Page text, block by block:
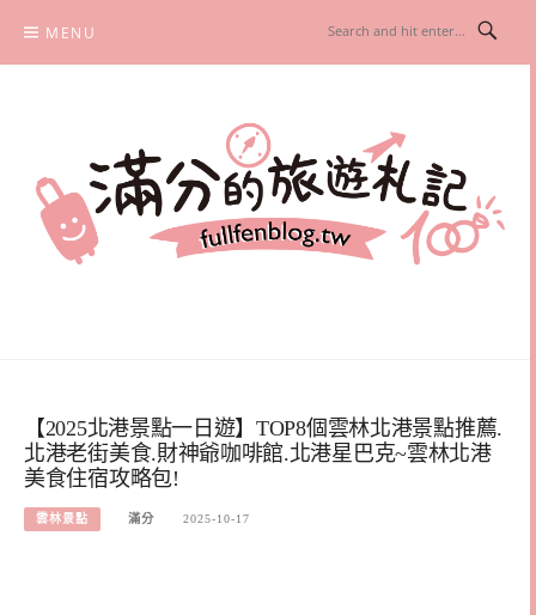
content
MENU
【2025北港景點一日遊】TOP8個雲林北港景點推薦.
北港老街美食.財神爺咖啡館.北港星巴克~雲林北港
美食住宿攻略包!
雲林景點 滿分 2025-10-17